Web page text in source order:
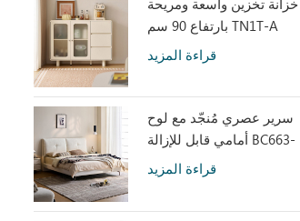
خزانة تخزين واسعة ومريحة
بارتفاع 90 سم TN1T-A
قراءة المزيد
سرير عصري مُنجّد مع لوح
أمامي قابل للإزالة BC663-
قراءة المزيد